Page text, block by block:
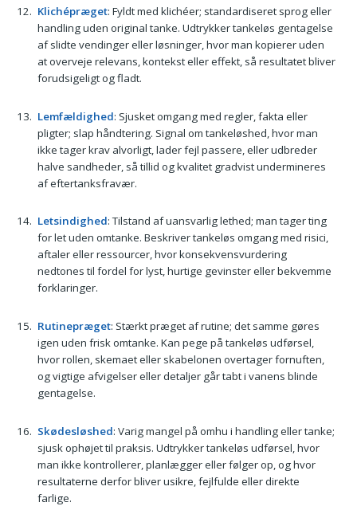
Klichépræget: Fyldt med klichéer; standardiseret sprog eller
handling uden original tanke. Udtrykker tankeløs gentagelse
af slidte vendinger eller løsninger, hvor man kopierer uden
at overveje relevans, kontekst eller effekt, så resultatet bliver
forudsigeligt og fladt.
Lemfældighed: Sjusket omgang med regler, fakta eller
pligter; slap håndtering. Signal om tankeløshed, hvor man
ikke tager krav alvorligt, lader fejl passere, eller udbreder
halve sandheder, så tillid og kvalitet gradvist undermineres
af eftertanksfravær.
Letsindighed: Tilstand af uansvarlig lethed; man tager ting
for let uden omtanke. Beskriver tankeløs omgang med risici,
aftaler eller ressourcer, hvor konsekvensvurdering
nedtones til fordel for lyst, hurtige gevinster eller bekvemme
forklaringer.
Rutinepræget: Stærkt præget af rutine; det samme gøres
igen uden frisk omtanke. Kan pege på tankeløs udførsel,
hvor rollen, skemaet eller skabelonen overtager fornuften,
og vigtige afvigelser eller detaljer går tabt i vanens blinde
gentagelse.
Skødesløshed: Varig mangel på omhu i handling eller tanke;
sjusk ophøjet til praksis. Udtrykker tankeløs udførsel, hvor
man ikke kontrollerer, planlægger eller følger op, og hvor
resultaterne derfor bliver usikre, fejlfulde eller direkte
farlige.